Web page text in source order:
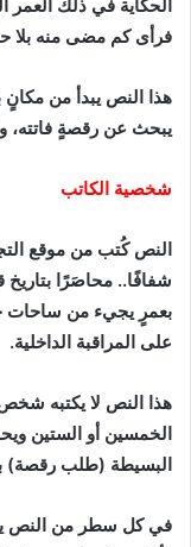
الحكاية في ذلك العمر
فرأى كم مضى منه بلا
هذا النص يبدأ من
يبحث عن رقصةٍ
شخصية الكاتب
النص كُتب من موقع
شفافًا.. محاصَرًا
بعمرٍ يجيء من ساحات
على المراقبة الداخلية.
هذا النص لا يكتبه
الخمسين أو الستين
البسيطة (طلب رقصة)
في كل سطر من النص